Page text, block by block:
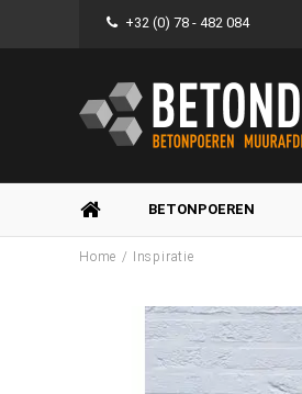
+32 (0) 78 - 482 084
BETONPOEREN
Home / Inspiratie